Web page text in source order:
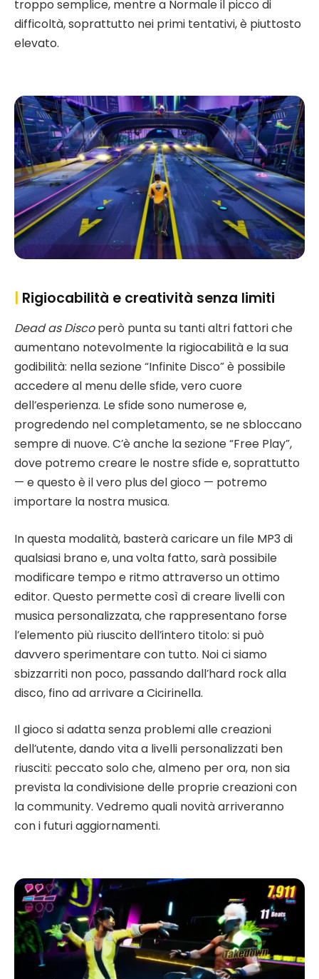
troppo semplice, mentre a Normale il picco di
difficoltà, soprattutto nei primi tentativi, è piuttosto
elevato.
| Rigiocabilità e creatività senza limiti
Dead as Discoperò punta su tanti altri fattori che
aumentano notevolmente la rigiocabilità e la sua
godibilità: nella sezione “Infinite Disco” è possibile
accedere al menu delle sfide, vero cuore
dell’esperienza. Le sfide sono numerose e,
progredendo nel completamento, se ne sbloccano
sempre di nuove. C’è anche la sezione “Free Play”,
dove potremo creare le nostre sfide e, soprattutto
— e questo è il vero plus del gioco — potremo
importare la nostra musica.
In questa modalità, basterà caricare un file MP3 di
qualsiasi brano e, una volta fatto, sarà possibile
modificare tempo e ritmo attraverso un ottimo
editor. Questo permette così di creare livelli con
musica personalizzata, che rappresentano forse
l’elemento più riuscito dell’intero titolo: si può
davvero sperimentare con tutto. Noi ci siamo
sbizzarriti non poco, passando dall’hard rock alla
disco, fino ad arrivare a Cicirinella.
Il gioco si adatta senza problemi alle creazioni
dell’utente, dando vita a livelli personalizzati ben
riusciti: peccato solo che, almeno per ora, non sia
prevista la condivisione delle proprie creazioni con
la community. Vedremo quali novità arriveranno
con i futuri aggiornamenti.